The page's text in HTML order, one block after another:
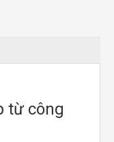
từ công